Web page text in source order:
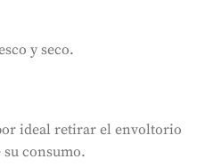
y seco.
ideal retirar el envoltorio
su consumo.